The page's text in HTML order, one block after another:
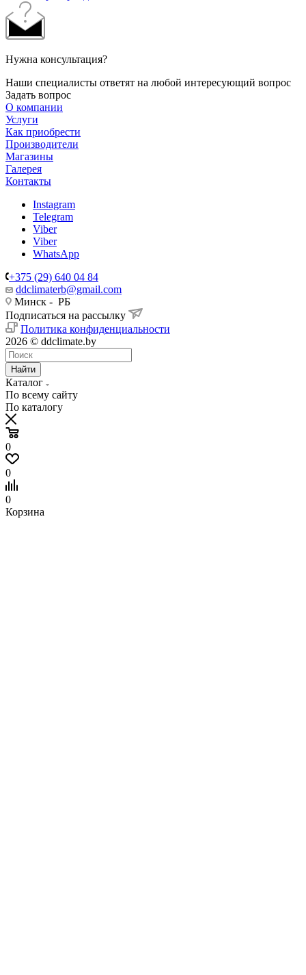
Нужна консультация?
Наши специалисты ответят на любой интересующий вопрос
Задать вопрос
О компании
Услуги
Как приобрести
Производители
Магазины
Галерея
Контакты
Instagram
Telegram
Viber
Viber
WhatsApp
+375 (29) 640 04 84
ddclimaterb@gmail.com
Минск - РБ
Подписаться на рассылку
Политика конфиденциальности
2026 © ddclimate.by
Найти
Каталог
По всему сайту
По каталогу
0
0
0
Корзина